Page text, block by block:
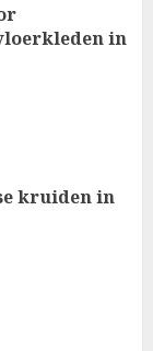
in
kruiden in